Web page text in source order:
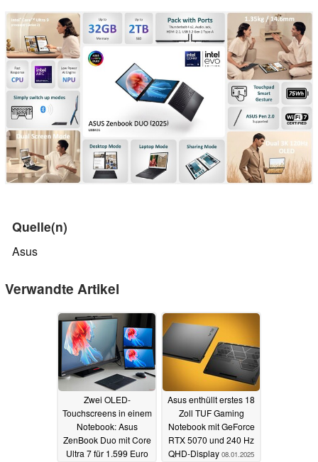
Quelle(n)
Asus
Verwandte Artikel
Zwei OLED-
Touchscreens in einem
Notebook: Asus
ZenBook Duo mit Core
Ultra 7 für 1.599 Euro
Asus enthüllt erstes 18
Zoll TUF Gaming
Notebook mit GeForce
RTX 5070 und 240 Hz
QHD-Display 08.01.2025